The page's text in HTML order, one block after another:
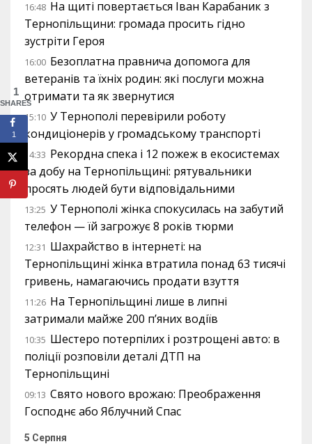
16:48 На щиті повертається Іван Карабаник з
Тернопільщини: громада просить гідно
зустріти Героя
16:00 Безоплатна правнича допомога для
ветеранів та їхніх родин: які послуги можна
отримати та як звернутися
15:10 У Тернополі перевірили роботу
кондиціонерів у громадському транспорті
14:33 Рекордна спека і 12 пожеж в екосистемах
за добу на Тернопільщині: рятувальники
просять людей бути відповідальними
13:25 У Тернополі жінка спокусилась на забутий
телефон — їй загрожує 8 років тюрми
12:31 Шахрайство в інтернеті: на
Тернопільщині жінка втратила понад 63 тисячі
гривень, намагаючись продати взуття
11:26 На Тернопільщині лише в липні
затримали майже 200 п’яних водіїв
10:35 Шестеро потерпілих і розтрощені авто: в
поліції розповіли деталі ДТП на
Тернопільщині
09:13 Свято нового врожаю: Преображення
Господнє або Яблучний Спас
5 Серпня
1
SHARES
1